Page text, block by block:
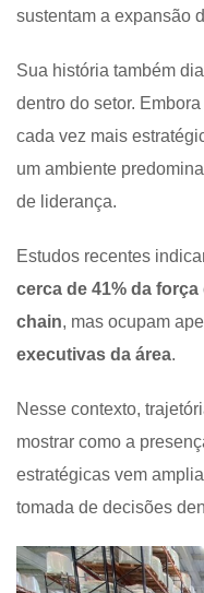
sustentam a expansão
Sua história também
dentro do setor.
cada vez mais
um ambiente
de liderança.
Estudos recentes
cerca de 41% da
chain, mas ocupam
executivas da área.
Nesse contexto,
mostrar como a
estratégicas vem
tomada de decisões